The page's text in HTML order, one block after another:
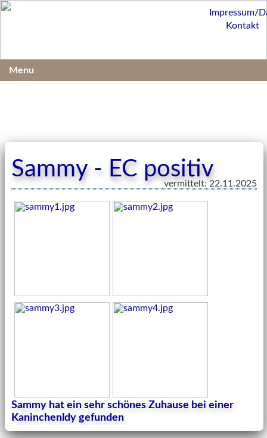
Sammy - EC positiv
vermittelt: 22.11.2025
Sammy hat ein sehr schönes Zuhause bei einer
Kaninchenldy gefunden
Impressum/
Kontakt
Menu